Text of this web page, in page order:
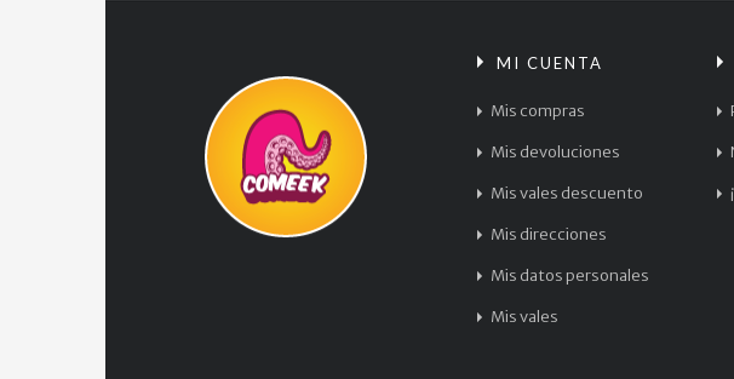
MI CUENTA
Mis compras
Mis devoluciones
Mis vales descuento
Mis direcciones
Mis datos personales
Mis vales